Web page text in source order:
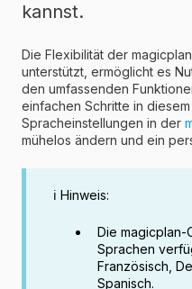
kannst.
Die Flexibilität der
unterstützt, ermöglicht es
den umfassenden
einfachen Schritte in
Spracheinstellungen in der
mühelos ändern und ein
ℹ️ Hinweis:
Die magicplan-
Sprachen
Französisch,
Spanisch.